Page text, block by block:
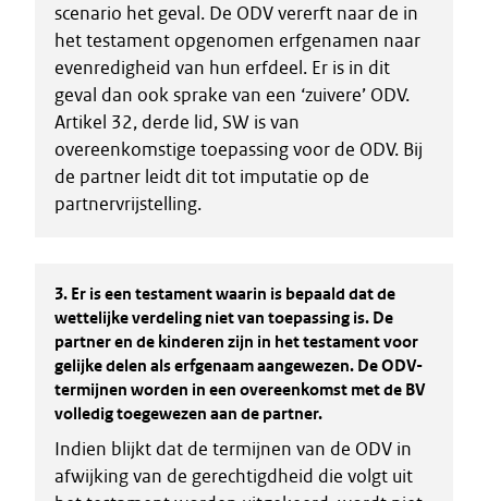
scenario het geval. De ODV vererft naar de in
het testament opgenomen erfgenamen naar
evenredigheid van hun erfdeel. Er is in dit
geval dan ook sprake van een ‘zuivere’ ODV.
Artikel 32, derde lid, SW is van
overeenkomstige toepassing voor de ODV. Bij
de partner leidt dit tot imputatie op de
partnervrijstelling.
3. Er is een testament waarin is bepaald dat de
wettelijke verdeling niet van toepassing is. De
partner en de kinderen zijn in het testament voor
gelijke delen als erfgenaam aangewezen. De ODV-
termijnen worden in een overeenkomst met de BV
volledig toegewezen aan de partner.
Indien blijkt dat de termijnen van de ODV in
afwijking van de gerechtigdheid die volgt uit